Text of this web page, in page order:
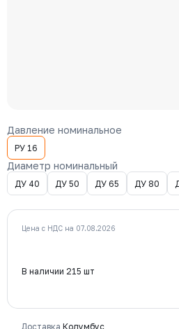
Давление номинальное
РУ 16
Диаметр номинальный
ДУ 40 ДУ 50 ДУ 65 ДУ 80
Цена с НДС на 07.08.2026
В наличии 215 шт
Доставка Колумбус